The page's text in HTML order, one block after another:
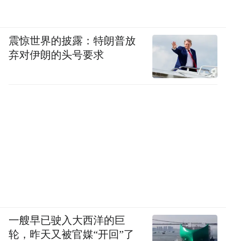
震惊世界的披露：特朗普放
弃对伊朗的头号要求
一艘早已驶入大西洋的巨
轮，昨天又被官媒“开回”了